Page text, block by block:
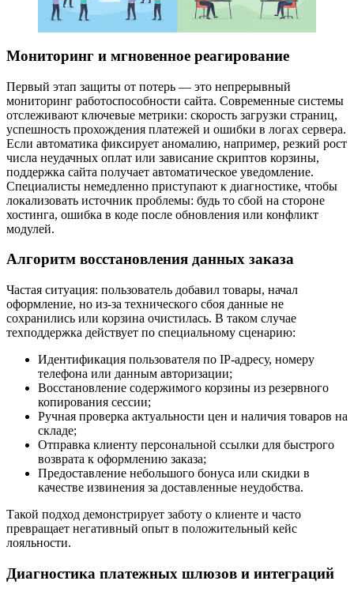
Мониторинг и мгновенное реагирование
Первый этап защиты от потерь — это непрерывный
мониторинг работоспособности сайта. Современные системы
отслеживают ключевые метрики: скорость загрузки страниц,
успешность прохождения платежей и ошибки в логах сервера.
Если автоматика фиксирует аномалию, например, резкий рост
числа неудачных оплат или зависание скриптов корзины,
поддержка сайта получает автоматическое уведомление.
Специалисты немедленно приступают к диагностике, чтобы
локализовать источник проблемы: будь то сбой на стороне
хостинга, ошибка в коде после обновления или конфликт
модулей.
Алгоритм восстановления данных заказа
Частая ситуация: пользователь добавил товары, начал
оформление, но из-за технического сбоя данные не
сохранились или корзина очистилась. В таком случае
техподдержка действует по специальному сценарию:
Идентификация пользователя по IP-адресу, номеру
телефона или данным авторизации;
Восстановление содержимого корзины из резервного
копирования сессии;
Ручная проверка актуальности цен и наличия товаров на
складе;
Отправка клиенту персональной ссылки для быстрого
возврата к оформлению заказа;
Предоставление небольшого бонуса или скидки в
качестве извинения за доставленные неудобства.
Такой подход демонстрирует заботу о клиенте и часто
превращает негативный опыт в положительный кейс
лояльности.
Диагностика платежных шлюзов и интеграций